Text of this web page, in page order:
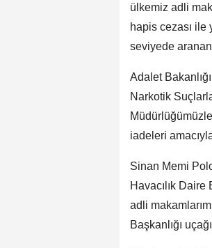
ülkemiz adli
hapis cezası ile
seviyede
Adalet
Narkotik
iadeleri
Sinan Memi
Havacılık
adli
Başkanlığı